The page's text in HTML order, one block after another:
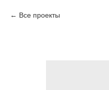
Все проекты